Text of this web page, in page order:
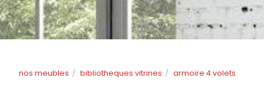
nos meubles bibliotheques vitrines armoire 4 volets